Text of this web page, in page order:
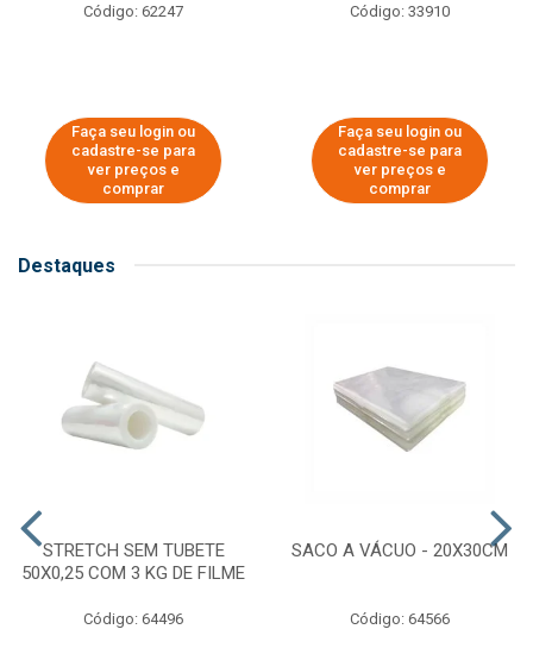
Código: 62247
Faça seu login ou
cadastre-se para
ver preços e
comprar
Código: 33910
Faça seu login ou
cadastre-se para
ver preços e
comprar
Destaques
STRETCH SEM TUBETE
50X0,25 COM 3 KG DE FILME
Código: 64496
SACO A VÁCUO - 20X30CM
Código: 64566